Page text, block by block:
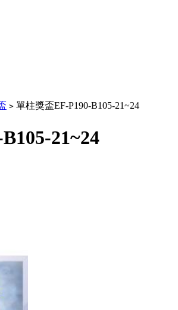
> 單柱獎盃EF-P190-B105-21~24
21~24